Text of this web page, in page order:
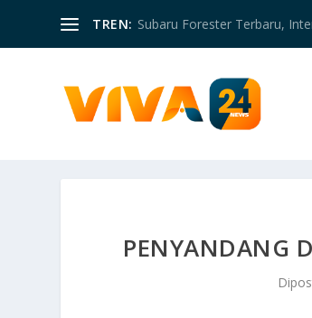
TREN: Subaru Forester Terbaru,
PENYANDANG